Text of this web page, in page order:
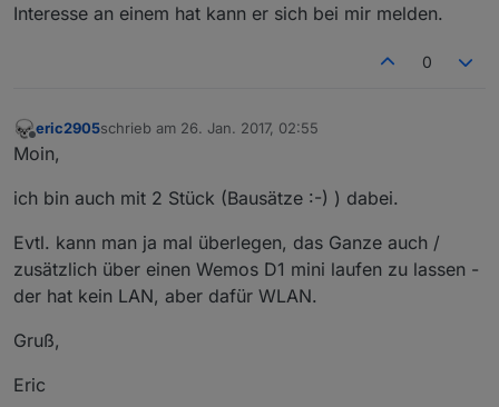
Interesse an einem hat kann er sich bei mir melden.
0
Offline
eric2905schrieb am 26. Jan. 2017, 02:55
zuletzt editiert von
Moin,
ich bin auch mit 2 Stück (Bausätze :-) ) dabei.
Evtl. kann man ja mal überlegen, das Ganze auch /
zusätzlich über einen Wemos D1 mini laufen zu lassen -
der hat kein LAN, aber dafür WLAN.
Gruß,
Eric